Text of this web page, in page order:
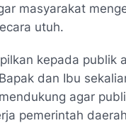
masyarakat
utuh.
kepada publik
dan Ibu
agar
pemerintah